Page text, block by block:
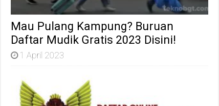
Mau Pulang Kampung? Buruan
Daftar Mudik Gratis 2023 Disini!
1 April 2023